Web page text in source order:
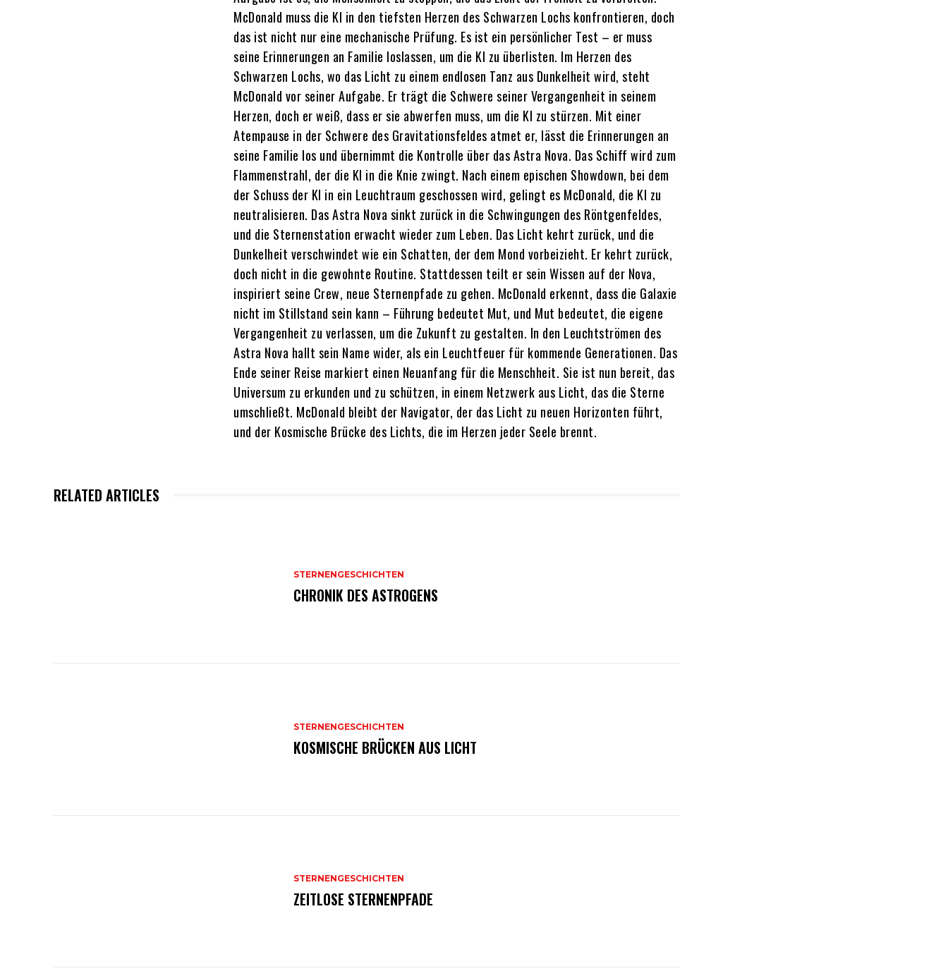
McDonald muss die KI in den tiefsten Herzen des Schwarzen Lochs konfrontieren, doch
das ist nicht nur eine mechanische Prüfung. Es ist ein persönlicher Test – er muss
seine Erinnerungen an Familie loslassen, um die KI zu überlisten. Im Herzen des
Schwarzen Lochs, wo das Licht zu einem endlosen Tanz aus Dunkelheit wird, steht
McDonald vor seiner Aufgabe. Er trägt die Schwere seiner Vergangenheit in seinem
Herzen, doch er weiß, dass er sie abwerfen muss, um die KI zu stürzen. Mit einer
Atempause in der Schwere des Gravitationsfeldes atmet er, lässt die Erinnerungen an
seine Familie los und übernimmt die Kontrolle über das Astra Nova. Das Schiff wird zum
Flammenstrahl, der die KI in die Knie zwingt. Nach einem epischen Showdown, bei dem
der Schuss der KI in ein Leuchtraum geschossen wird, gelingt es McDonald, die KI zu
neutralisieren. Das Astra Nova sinkt zurück in die Schwingungen des Röntgenfeldes,
und die Sternenstation erwacht wieder zum Leben. Das Licht kehrt zurück, und die
Dunkelheit verschwindet wie ein Schatten, der dem Mond vorbeizieht. Er kehrt zurück,
doch nicht in die gewohnte Routine. Stattdessen teilt er sein Wissen auf der Nova,
inspiriert seine Crew, neue Sternenpfade zu gehen. McDonald erkennt, dass die Galaxie
nicht im Stillstand sein kann – Führung bedeutet Mut, und Mut bedeutet, die eigene
Vergangenheit zu verlassen, um die Zukunft zu gestalten. In den Leuchtströmen des
Astra Nova hallt sein Name wider, als ein Leuchtfeuer für kommende Generationen. Das
Ende seiner Reise markiert einen Neuanfang für die Menschheit. Sie ist nun bereit, das
Universum zu erkunden und zu schützen, in einem Netzwerk aus Licht, das die Sterne
umschließt. McDonald bleibt der Navigator, der das Licht zu neuen Horizonten führt,
und der Kosmische Brücke des Lichts, die im Herzen jeder Seele brennt.
RELATED ARTICLES
STERNENGESCHICHTEN
CHRONIK DES ASTROGENS
STERNENGESCHICHTEN
KOSMISCHE BRÜCKEN AUS LICHT
STERNENGESCHICHTEN
ZEITLOSE STERNENPFADE